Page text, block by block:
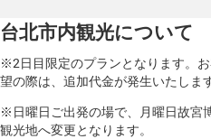
台北市内観光について
※2日目限定のプランとなります。
望の際は、追加代金が発生いたします
※日曜日ご出発の場で、月曜日故宮
観光地へ変更となります。